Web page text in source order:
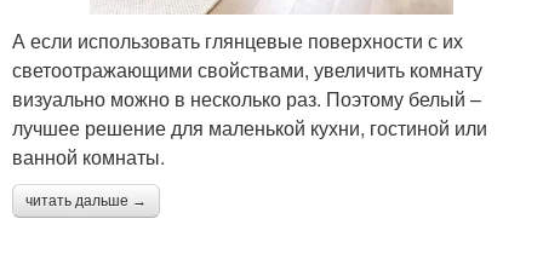
А если использовать глянцевые поверхности с их
светоотражающими свойствами, увеличить комнату
визуально можно в несколько раз. Поэтому белый –
лучшее решение для маленькой кухни, гостиной или
ванной комнаты.
читать дальше →